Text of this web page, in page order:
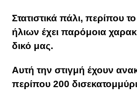
Στατιστικά πάλι, περίπου
ήλιων έχει παρόμοια
δικό μας.
Αυτή την στιγμή έχουν
περίπου 200